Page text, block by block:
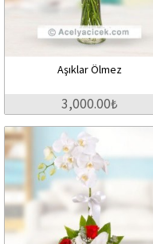
Aşıklar Ölmez
3,000.00₺